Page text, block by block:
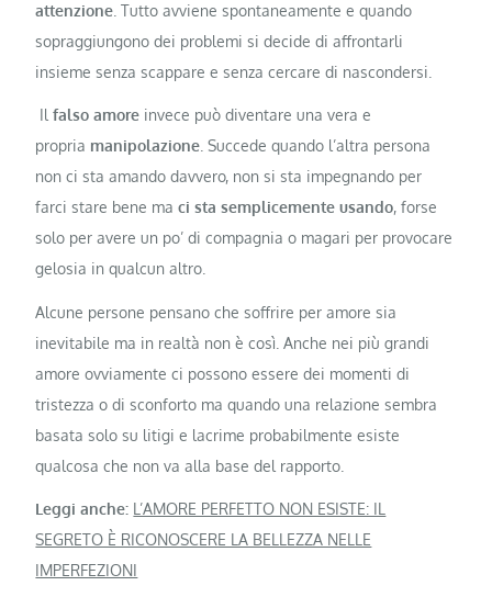
attenzione . Tutto avviene spontaneamente e quando
sopraggiungono dei problemi si decide di affrontarli
insieme senza scappare e senza cercare di nascondersi.
Ilfalso amore invece può diventare una vera e
propria manipolazione . Succede quando l’altra persona
non ci sta amando davvero, non si sta impegnando per
farci stare bene maci sta semplicemente usando, forse
solo per avere un po’ di compagnia o magari per provocare
gelosia in qualcun altro.
Alcune persone pensano che soffrire per amore sia
inevitabile ma in realtà non è così. Anche nei più grandi
amore ovviamente ci possono essere dei momenti di
tristezza o di sconforto ma quando una relazione sembra
basata solo su litigi e lacrime probabilmente esiste
qualcosa che non va alla base del rapporto.
Leggi anche: L’AMORE PERFETTO NON ESISTE: IL
SEGRETO È RICONOSCERE LA BELLEZZA NELLE
IMPERFEZIONI